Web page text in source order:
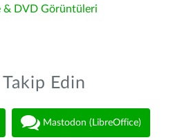
& DVD Görüntüleri
Takip Edin
Mastodon (LibreOffice)